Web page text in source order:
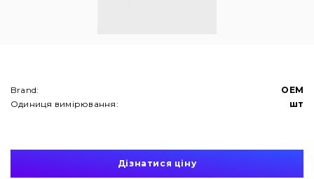
Brand:
OEM
Одиниця вимірювання:
шт
Дізнатися ціну